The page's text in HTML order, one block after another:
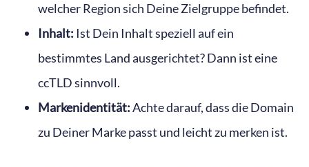
welcher Region sich Deine Zielgruppe befindet.
Inhalt: Ist Dein Inhalt speziell auf ein
bestimmtes Land ausgerichtet? Dann ist eine
ccTLD sinnvoll.
Markenidentität:Achte darauf, dass die Domain
zu Deiner Marke passt und leicht zu merken ist.